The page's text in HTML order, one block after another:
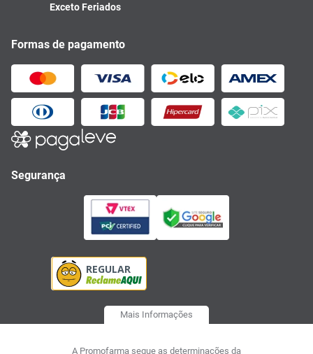
Exceto Feriados
Formas de pagamento
Segurança
Mais Informações
A Promofarma segue as determinações da